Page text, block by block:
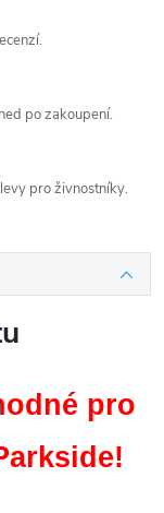
po zakoupení.
pro živnostníky.
pro